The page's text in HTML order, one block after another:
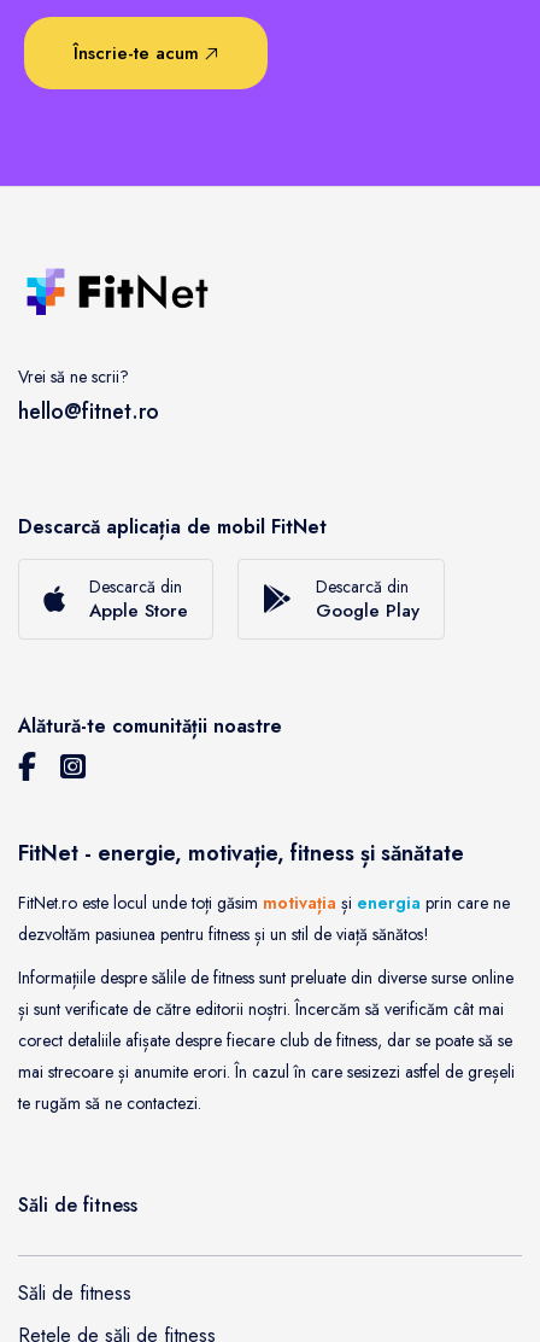
Înscrie-te acum
Vrei să ne scrii?
hello@fitnet.ro
Descarcă aplicația de mobil FitNet
Descarcă din
Apple Store
Descarcă din
Google Play
Alătură-te comunității noastre
FitNet - energie, motivație, fitness și sănătate
FitNet.ro este locul unde toți găsim motivația și energia prin care ne
dezvoltăm pasiunea pentru fitness și un stil de viață sănătos!
Informațiile despre sălile de fitness sunt preluate din diverse surse online
și sunt verificate de către editorii noștri. Încercăm să verificăm cât mai
corect detaliile afișate despre fiecare club de fitness, dar se poate să se
mai strecoare și anumite erori. În cazul în care sesizezi astfel de greșeli
te rugăm să ne contactezi.
Săli de fitness
Săli de fitness
Rețele de săli de fitness